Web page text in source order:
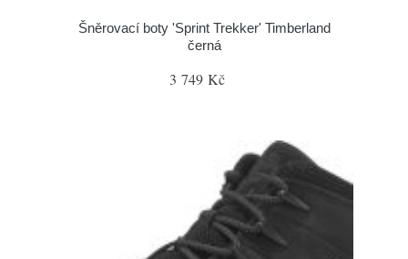
Šněrovací boty 'Sprint Trekker' Timberland
černá
3 749 Kč